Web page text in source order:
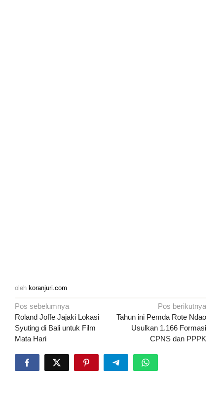
oleh koranjuri.com
Navigasi
pos
Pos sebelumnya
Roland Joffe Jajaki Lokasi
Syuting di Bali untuk Film
Mata Hari
Pos berikutnya
Tahun ini Pemda Rote Ndao
Usulkan 1.166 Formasi
CPNS dan PPPK